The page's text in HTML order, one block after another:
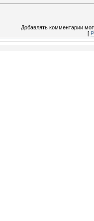
Добавлять комментарии
[